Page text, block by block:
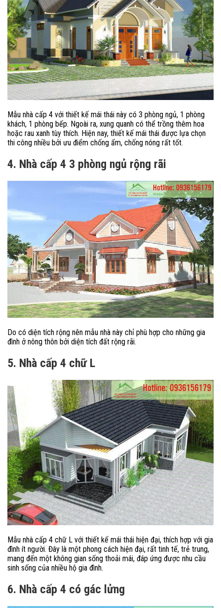
Mẫu nhà cấp 4 với thiết kế mái thái này có 3 phòng ngủ, 1 phòng
khách, 1 phòng bếp. Ngoài ra, xung quanh có thể trồng thêm hoa
hoặc rau xanh tùy thích. Hiện nay, thiết kế mái thái được lựa chọn
thi công nhiều bởi ưu điểm chống ẩm, chống nóng rất tốt.
4. Nhà cấp 4 3 phòng ngủ rộng rãi
Do có diện tích rộng nên mẫu nhà này chỉ phù hợp cho những gia
đình ở nông thôn bởi diện tích đất rộng rãi.
5. Nhà cấp 4 chữ L
Mẫu nhà cấp 4 chữ L với thiết kế mái thái hiện đại, thích hợp với gia
đình ít người. Đây là một phong cách hiện đại, rất tinh tế, trẻ trung,
mang đến một không gian sống thoải mái, đáp ứng được nhu cầu
sinh sống của nhiều hộ gia đình.
6. Nhà cấp 4 có gác lửng